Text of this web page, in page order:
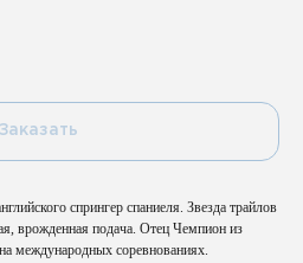
Заказать
спрингер спаниеля. Звезда трайлов
врожденная подача. Отец Чемпион из
международных соревнованиях.